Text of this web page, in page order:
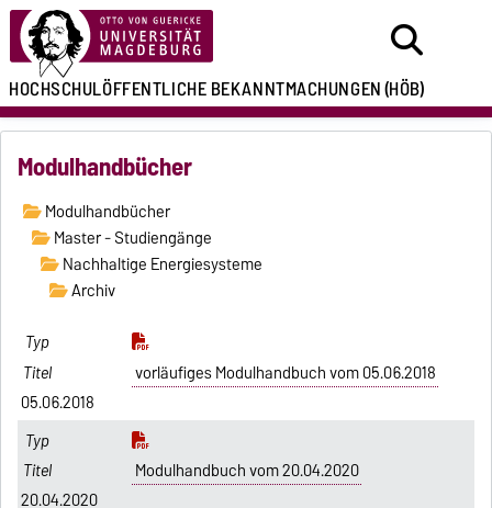
HOCHSCHULÖFFENTLICHEBEKANNTMACHUNGEN(HÖB)
Modulhandbücher
Modulhandbücher
Master - Studiengänge
Nachhaltige Energiesysteme
Archiv
vorläufiges Modulhandbuch vom 05.06.2018
05.06.2018
Modulhandbuch vom 20.04.2020
20.04.2020